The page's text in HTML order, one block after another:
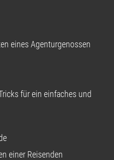
eines Agenturgenossen
für ein einfaches und
einer Reisenden